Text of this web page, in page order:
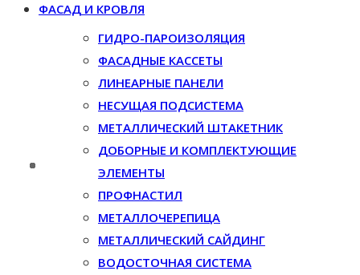
ФАСАД И КРОВЛЯ
ГИДРО-ПАРОИЗОЛЯЦИЯ
ФАСАДНЫЕ КАССЕТЫ
ЛИНЕАРНЫЕ ПАНЕЛИ
НЕСУЩАЯ ПОДСИСТЕМА
МЕТАЛЛИЧЕСКИЙ ШТАКЕТНИК
ДОБОРНЫЕ И КОМПЛЕКТУЮЩИЕ
ЭЛЕМЕНТЫ
ПРОФНАСТИЛ
МЕТАЛЛОЧЕРЕПИЦА
МЕТАЛЛИЧЕСКИЙ САЙДИНГ
ВОДОСТОЧНАЯ СИСТЕМА